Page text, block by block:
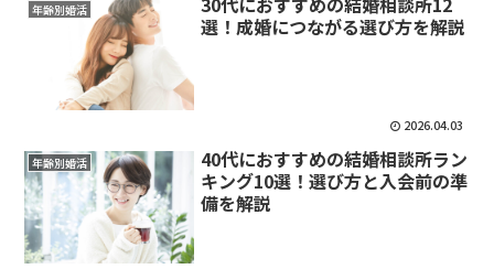
年齢別婚活
選！成婚につながる選び方を解説
2026.04.03
年齢別婚活
40代におすすめの結婚相談所ラン
キング10選！選び方と入会前の準
備を解説